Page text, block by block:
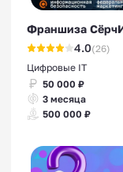
Франшиза
4.0(26)
Цифровые IT
50 000 ₽
3 месяца
500 000 ₽